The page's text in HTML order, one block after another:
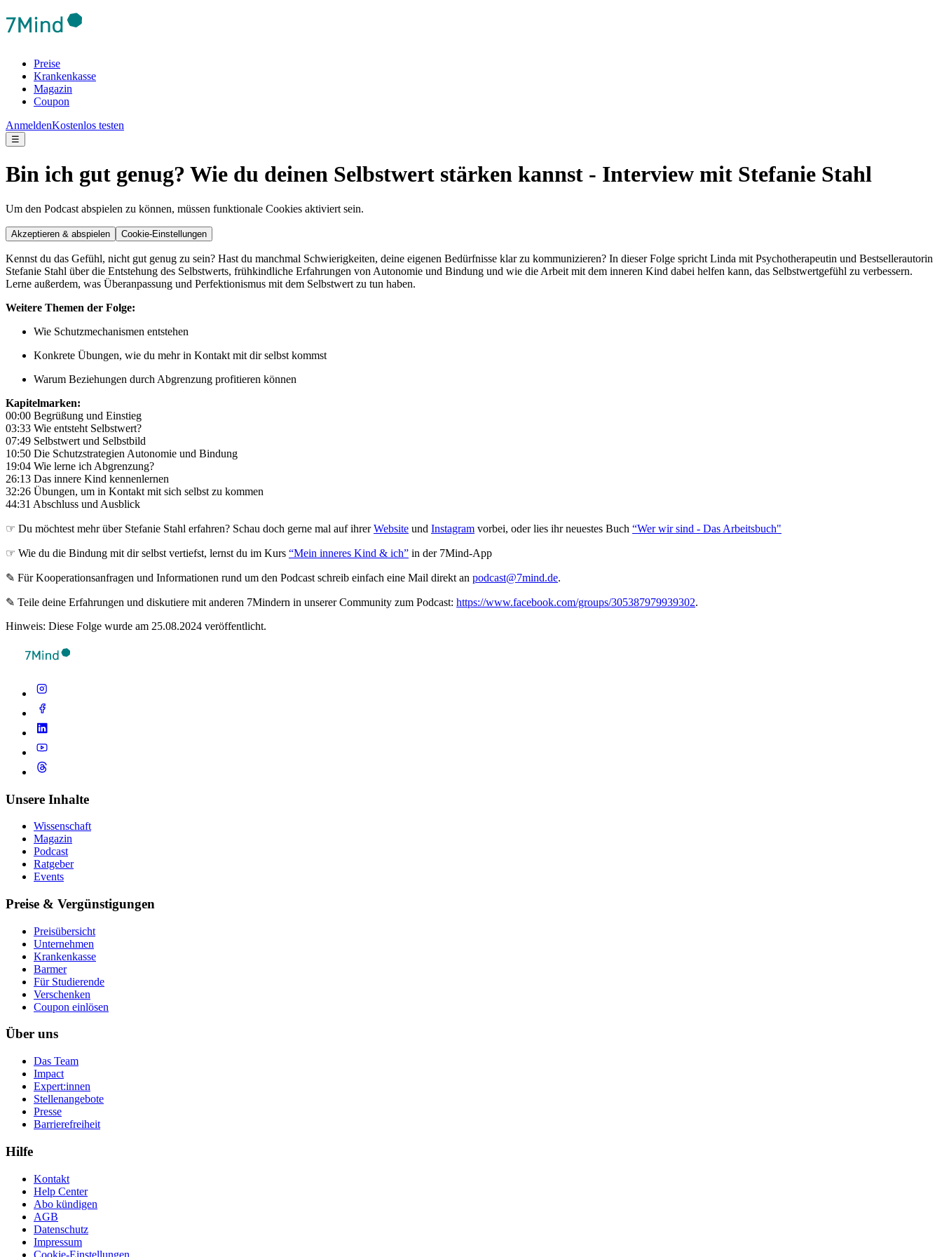
Preise
Krankenkasse
Magazin
Coupon
AnmeldenKostenlos testen
☰
Bin ich gut genug? Wie du deinen Selbstwert stärken kannst - Interview mit Stefanie Stahl
Um den Podcast abspielen zu können, müssen funktionale Cookies aktiviert sein.
Akzeptieren & abspielen Cookie-Einstellungen
Kennst du das Gefühl, nicht gut genug zu sein? Hast du manchmal Schwierigkeiten, deine eigenen Bedürfnisse klar zu kommunizieren? In dieser Folge spricht Linda mit Psychotherapeutin und Bestsellerautorin
Stefanie Stahl über die Entstehung des Selbstwerts, frühkindliche Erfahrungen von Autonomie und Bindung und wie die Arbeit mit dem inneren Kind dabei helfen kann, das Selbstwertgefühl zu verbessern.
Lerne außerdem, was Überanpassung und Perfektionismus mit dem Selbstwert zu tun haben.
Weitere Themen der Folge:
Wie Schutzmechanismen entstehen
Konkrete Übungen, wie du mehr in Kontakt mit dir selbst kommst
Warum Beziehungen durch Abgrenzung profitieren können
Kapitelmarken:
00:00 Begrüßung und Einstieg
03:33 Wie entsteht Selbstwert?
07:49 Selbstwert und Selbstbild
10:50 Die Schutzstrategien Autonomie und Bindung
19:04 Wie lerne ich Abgrenzung?
26:13 Das innere Kind kennenlernen
32:26 Übungen, um in Kontakt mit sich selbst zu kommen
44:31 Abschluss und Ausblick
☞ Du möchtest mehr über Stefanie Stahl erfahren? Schau doch gerne mal auf ihrerWebsite und Instagram vorbei, oder lies ihr neuestes Buch “Wer wir sind - Das Arbeitsbuch"
☞ Wie du die Bindung mit dir selbst vertiefst, lernst du im Kurs “Mein inneres Kind & ich” in der 7Mind-App
✎ Für Koope­ra­ti­ons­an­fra­gen und Infor­ma­tio­nen rund um den Pod­cast schreib ein­fach eine Mail direkt an podcast@7mind.de.
✎ Teile deine Erfahrungen und diskutiere mit anderen 7Mindern in unserer Community zum Podcast: https://www.facebook.com/groups/305387979939302.
Hinweis: Diese Folge wurde am 25.08.2024 veröffentlicht.
Unsere Inhalte
Wissenschaft
Magazin
Podcast
Ratgeber
Events
Preise & Vergünstigungen
Preisübersicht
Unternehmen
Krankenkasse
Barmer
Für Studierende
Ver­schen­ken
Coupon einlösen
Über uns
Das Team
Impact
Expert:innen
Stellenangebote
Presse
Barrierefreiheit
Hilfe
Kontakt
Help Center
Abo kündigen
AGB
Datenschutz
Impressum
Cookie-Einstellungen